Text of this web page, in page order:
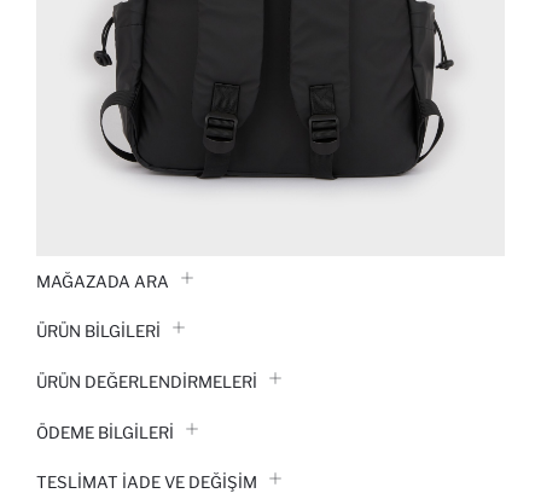
MAĞAZADA ARA
ÜRÜN BILGILERI
ÜRÜN DEĞERLENDİRMELERİ
ÖDEME BİLGİLERİ
TESLIMAT İADE VE DEĞIŞIM